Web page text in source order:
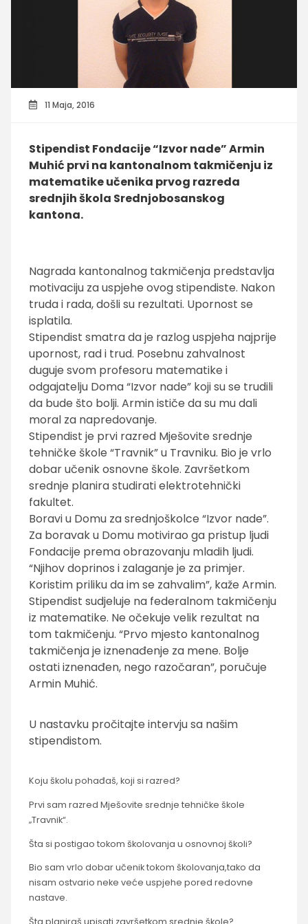
11 Maja, 2016
Stipendist Fondacije “Izvor nade” Armin
Muhić prvi na kantonalnom takmičenju iz
matematike učenika prvog razreda
srednjih škola Srednjobosanskog
kantona.
Nagrada kantonalnog takmičenja predstavlja
motivaciju za uspjehe ovog stipendiste. Nakon
truda i rada, došli su rezultati. Upornost se
isplatila.
Stipendist smatra da je razlog uspjeha najprije
upornost, rad i trud. Posebnu zahvalnost
duguje svom profesoru matematike i
odgajatelju Doma “Izvor nade” koji su se trudili
da bude što bolji. Armin ističe da su mu dali
moral za napredovanje.
Stipendist je prvi razred Mješovite srednje
tehničke škole “Travnik” u Travniku. Bio je vrlo
dobar učenik osnovne škole. Završetkom
srednje planira studirati elektrotehnički
fakultet.
Boravi u Domu za srednjoškolce “Izvor nade”.
Za boravak u Domu motivirao ga pristup ljudi
Fondacije prema obrazovanju mladih ljudi.
“Njihov doprinos i zalaganje je za primjer.
Koristim priliku da im se zahvalim”, kaže Armin.
Stipendist sudjeluje na federalnom takmičenju
iz matematike. Ne očekuje velik rezultat na
tom takmičenju. “Prvo mjesto kantonalnog
takmičenja je iznenađenje za mene. Bolje
ostati iznenađen, nego razočaran”, poručuje
Armin Muhić.
U nastavku pročitajte intervju sa našim
stipendistom.
Koju školu pohađaš, koji si razred?
Prvi sam razred Mješovite srednje tehničke škole
„Travnik“.
Šta si postigao tokom školovanja u osnovnoj školi?
Bio sam vrlo dobar učenik tokom školovanja,tako da
nisam ostvario neke veće uspjehe pored redovne
nastave.